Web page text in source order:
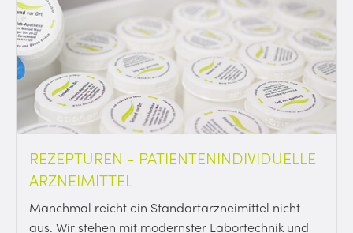
REZEPTUREN - PATIENTENINDIVIDUELLE
ARZNEIMITTEL
Manchmal reicht ein Standartarzneimittel nicht
aus. Wir stehen mit modernster Labortechnik und